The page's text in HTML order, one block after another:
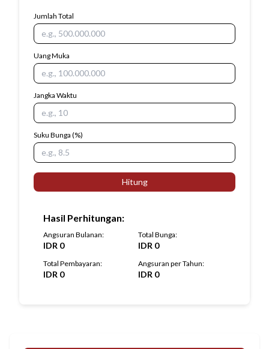
Jumlah Total
Uang Muka
Jangka Waktu
Suku Bunga (%)
Hitung
Hasil Perhitungan:
Angsuran Bulanan:
IDR 0
Total Bunga:
IDR 0
Total Pembayaran:
IDR 0
Angsuran per Tahun:
IDR 0